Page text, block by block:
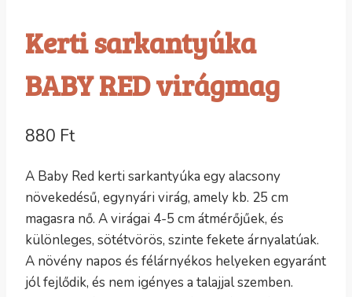
Kerti sarkantyúka
BABY RED virágmag
880 Ft
A Baby Red kerti sarkantyúka egy alacsony
növekedésű, egynyári virág, amely kb. 25 cm
magasra nő. A virágai 4-5 cm átmérőjűek, és
különleges, sötétvörös, szinte fekete árnyalatúak.
A növény napos és félárnyékos helyeken egyaránt
jól fejlődik, és nem igényes a talajjal szemben.